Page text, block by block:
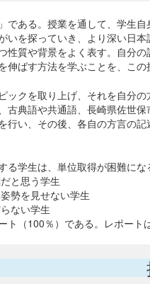
である。授業を通して、学生
いを探っていき、より深い日
性質や背景をよく表す。自分
伸ばす方法を学ぶことを、こ
ックを取り上げ、それを自分
古典語や共通語、長崎県佐世
行い、その後、各自の方言の
る学生は、単位取得が困難に
と思う学生
勢を見せない学生
ない学生
ト（100％）である。レポー